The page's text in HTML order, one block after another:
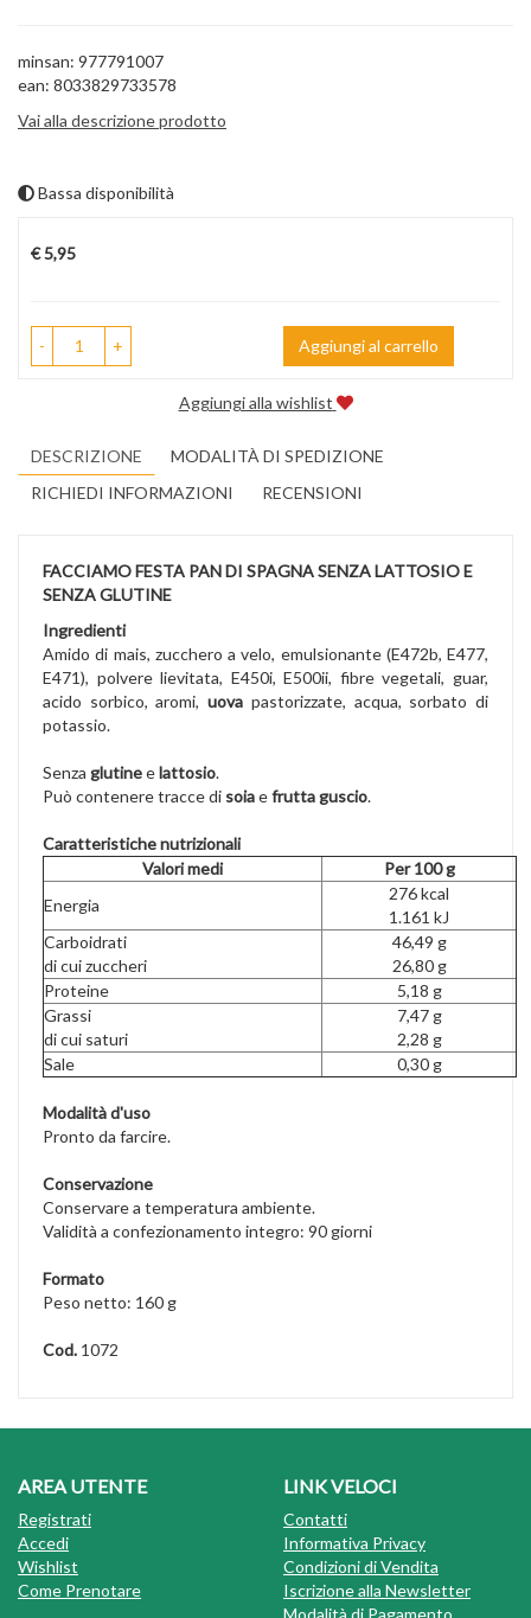
minsan: 977791007
ean: 8033829733578
Vai alla descrizione prodotto
Bassa disponibilità
Prezzo
€ 5,95
- + Aggiungi al carrello
Aggiungi alla wishlist
DESCRIZIONE
MODALITÀ DI SPEDIZIONE
RICHIEDI INFORMAZIONI
RECENSIONI
FACCIAMO FESTA PAN DI SPAGNA SENZA LATTOSIO E
SENZA GLUTINE
Ingredienti
Amido di mais, zucchero a velo, emulsionante (E472b, E477,
E471), polvere lievitata, E450i, E500ii, fibre vegetali, guar,
acido sorbico, aromi,uova pastorizzate, acqua, sorbato di
potassio.
Senza glutineelattosio.
Può contenere tracce di soiaefrutta guscio.
Caratteristiche nutrizionali
Valori medi
Per 100 g
Energia
276 kcal
1.161 kJ
Carboidrati
di cui zuccheri
46,49 g
26,80 g
Proteine
5,18 g
Grassi
di cui saturi
7,47 g
2,28 g
Sale
0,30 g
Modalità d'uso
Pronto da farcire.
Conservazione
Conservare a temperatura ambiente.
Validità a confezionamento integro: 90 giorni
Formato
Peso netto: 160 g
Cod. 1072
AREA UTENTE
Registrati
Accedi
Wishlist
Come Prenotare
LINK VELOCI
Contatti
Informativa Privacy
Condizioni di Vendita
Iscrizione alla Newsletter